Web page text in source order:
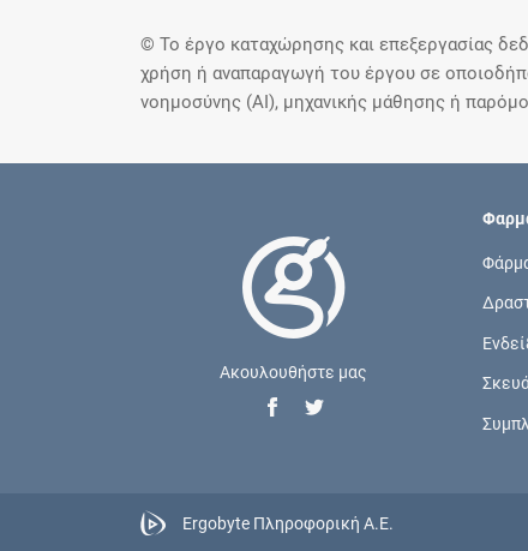
© Το έργο καταχώρησης και επεξεργασίας
χρήση ή αναπαραγωγή του έργου σε
νοημοσύνης (AI), μηχανικής μάθησης ή
Ακουλουθήστε μας
Ergobyte Πληροφορική Α.Ε.